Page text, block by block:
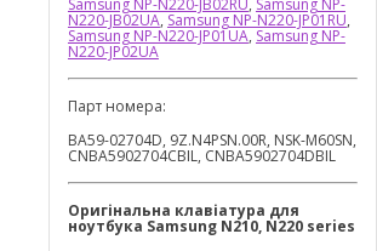
N220-JB02UA, Samsung NP-N220-JP01RU,
Samsung NP-N220-JP01UA, Samsung NP-
N220-JP02UA
Парт номера:
BA59-02704D, 9Z.N4PSN.00R, NSK-M60SN,
CNBA5902704CBIL, CNBA5902704DBIL
Оригінальна клавіатура для
ноутбука SamsungN210, N220 series